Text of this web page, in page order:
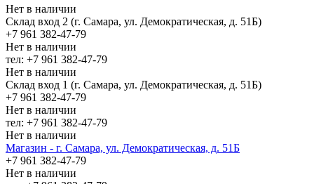
Нет в наличии
Склад вход 2 (г. Самара, ул. Демократическая, д. 51Б)
+7 961 382-47-79
Нет в наличии
тел: +7 961 382-47-79
Нет в наличии
Склад вход 1 (г. Самара, ул. Демократическая, д. 51Б)
+7 961 382-47-79
Нет в наличии
тел: +7 961 382-47-79
Нет в наличии
Магазин - г. Самара, ул. Демократическая, д. 51Б
+7 961 382-47-79
Нет в наличии